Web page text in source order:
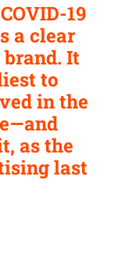
19
a clear
It
to
in the
as the
last